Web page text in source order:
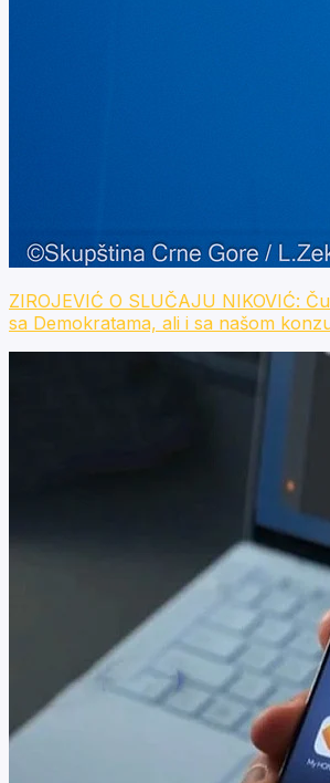
ZIROJEVIĆ O SLUČAJU NIKOVIĆ:
sa Demokratama, ali i sa našom